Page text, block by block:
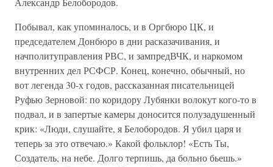
Побывал, как упоминалось, и в Оргбюро ЦК, и
председателем Донбюро в дни расказачивания, и
начполитуправления РВС, и зампредВЧК, и наркомом
внутренних дел РСФСР. Конец, конечно, обычный, но
вот легенда 30-х годов, рассказанная писательницей
Руфью Зерновой: по коридору Лубянки волокут кого-то в
подвал, и в запертые камеры доносится полузадушенный
крик: «Люди, слушайте, я Белобородов. Я убил царя и
теперь за это отвечаю.» Какой фольклор! «Есть Ты,
Создатель, на небе. Долго терпишь, да больно бьешь.»